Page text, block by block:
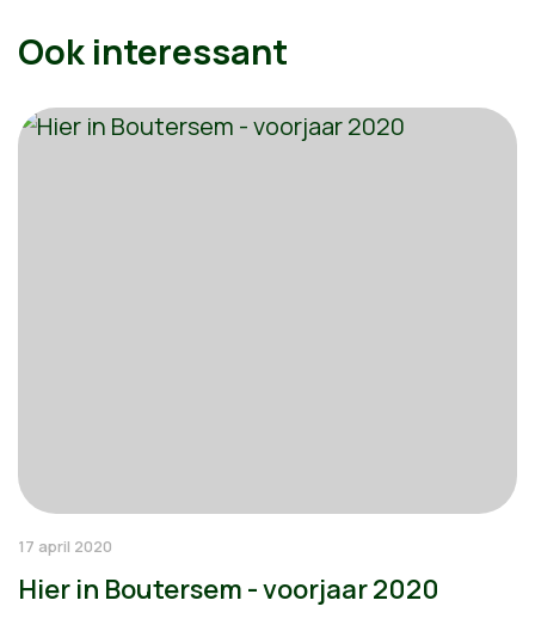
Ook interessant
17 april 2020
Hier in Boutersem - voorjaar 2020